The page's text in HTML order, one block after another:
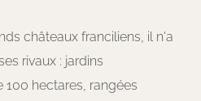
châteaux franciliens, il n'a
rivaux : jardins
hectares, rangées